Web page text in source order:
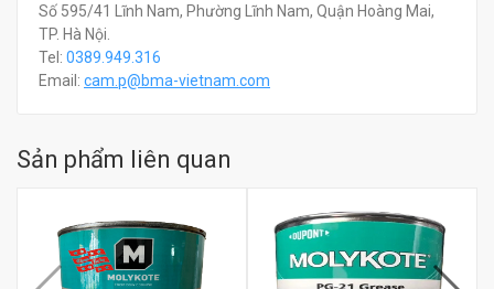
Số 595/41 Lĩnh Nam, Phường Lĩnh Nam, Quận Hoàng Mai,
TP. Hà Nội.
Tel: 0389.949.316
Email: cam.p@bma-vietnam.com
Sản phẩm liên quan